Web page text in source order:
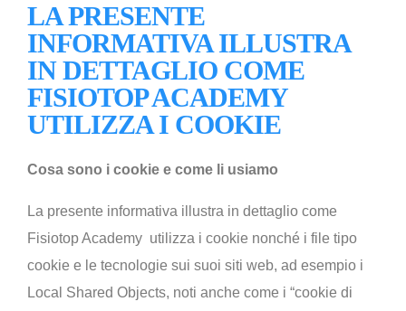
LA PRESENTE
INFORMATIVA ILLUSTRA
IN DETTAGLIO COME
FISIOTOP ACADEMY
UTILIZZA I COOKIE
Cosa sono i cookie e come li usiamo
La presente informativa illustra in dettaglio come
Fisiotop Academy utilizza i cookie nonché i file tipo
cookie e le tecnologie sui suoi siti web, ad esempio i
Local Shared Objects, noti anche come i “cookie di